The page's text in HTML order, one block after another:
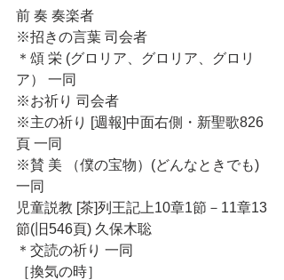
前 奏 奏楽者
※招きの言葉 司会者
＊頌 栄 (グロリア、グロリア、グロリ
ア） 一同
※お祈り 司会者
※主の祈り [週報]中面右側・新聖歌826
頁 一同
※賛 美 （僕の宝物）(どんなときでも)
一同
児童説教 [茶]列王記上10章1節－11章13
節(旧546頁) 久保木聡
＊交読の祈り 一同
［換気の時］